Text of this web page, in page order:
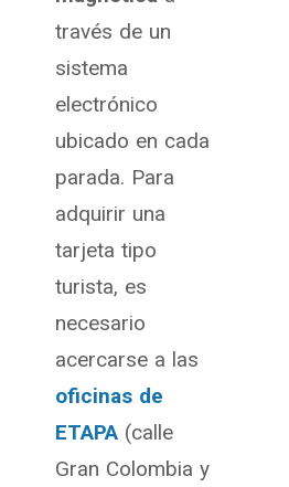
través de un
sistema
electrónico
ubicado en cada
parada. Para
adquirir una
tarjeta tipo
turista, es
necesario
acercarse a las
oficinas de
ETAPA (calle
Gran Colombia y